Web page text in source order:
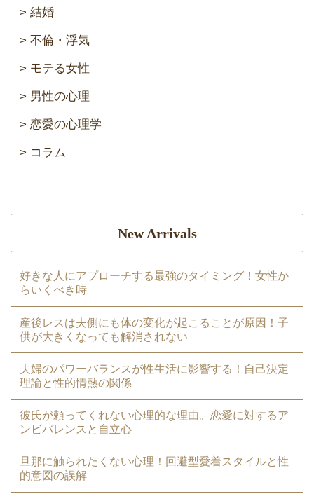
結婚
不倫・浮気
モテる女性
男性の心理
恋愛の心理学
コラム
New Arrivals
好きな人にアプローチする最強のタイミング！女性か
らいくべき時
産後レスは夫側にも体の変化が起こることが原因！子
供が大きくなっても解消されない
夫婦のパワーバランスが性生活に影響する！自己決定
理論と性的情熱の関係
彼氏が頼ってくれない心理的な理由。恋愛に対するア
ンビバレンスと自立心
旦那に触られたくない心理！回避型愛着スタイルと性
的意図の誤解